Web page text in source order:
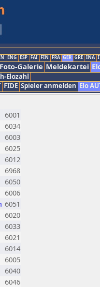
ENG ESP FAI FIN FRA GER GRE INA
Foto-Galerie Meldekartei
Elozahl
FIDE Spieler anmelden Elo
6001
6034
6003
6025
6012
6968
6050
6006
6051
6020
6033
6021
6014
6005
6040
6046